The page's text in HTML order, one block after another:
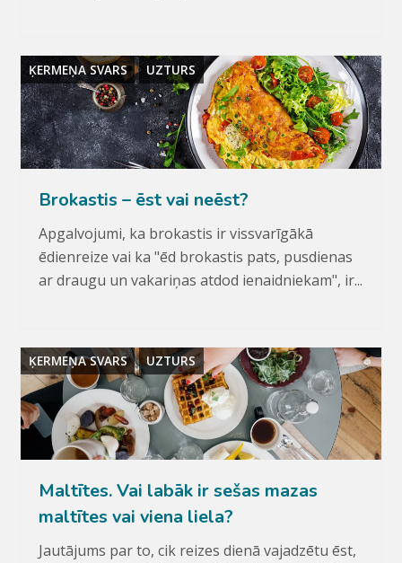
ĶERMEŅA SVARS UZTURS
Brokastis – ēst vai neēst?
Apgalvojumi, ka brokastis ir vissvarīgākā
ēdienreize vai ka "ēd brokastis pats, pusdienas
ar draugu un vakariņas atdod ienaidniekam", ir...
ĶERMEŅA SVARS UZTURS
Maltītes. Vai labāk ir sešas mazas
maltītes vai viena liela?
Jautājums par to, cik reizes dienā vajadzētu ēst,